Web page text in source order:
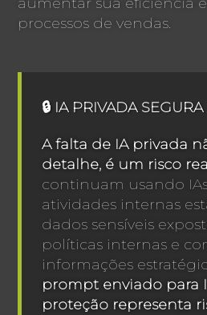
processos de vendas.
🔒 IA PRIVADA
A falta de IA privada
detalhe, é um risco
continuam usando
atividades internas
dados sensíveis
políticas internas e
informações
prompt enviado para
proteção representa